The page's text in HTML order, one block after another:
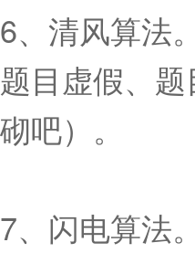
6、清风算法
题目虚假、
砌吧）。
7、闪电算法